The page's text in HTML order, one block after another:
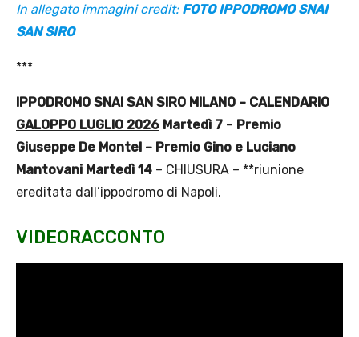
In allegato immagini credit: FOTO IPPODROMO SNAI
SAN SIRO
***
IPPODROMO SNAI SAN SIRO MILANO – CALENDARIO
GALOPPO LUGLIO 2026 Martedì 7 – Premio
Giuseppe De Montel – Premio Gino e Luciano
Mantovani Martedì 14 – CHIUSURA – **riunione
ereditata dall’ippodromo di Napoli.
VIDEORACCONTO